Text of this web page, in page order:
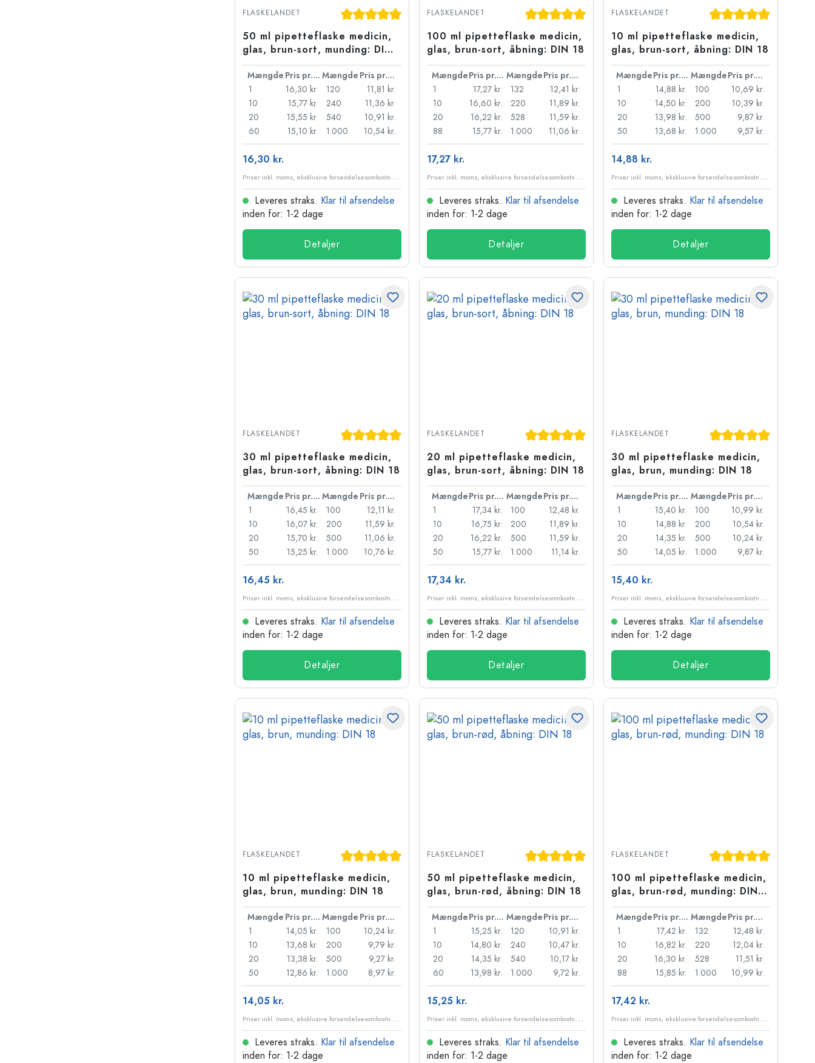
Stentøjsflasker
Aluminiumsflasker
Gennemsnitlig bedømmelse på 5 ud af 5 stjerner
FLASKELANDET
50 ml pipetteflaske medicin,
glas, brun-sort, munding: DIN
18
Mængde Pris pr. stk. Mængde
Pris pr. stk.
1
16,30 kr.
10
15,77 kr.
20
15,55 kr.
60
15,10 kr.
120
11,81 kr.
240
11,36 kr.
540
10,91 kr.
1.000
10,54 kr.
16,30 kr.
P
riser inkl. moms, eksklusive forsendelsesomkostninger
Leveres straks. Klar til afsendelse
inden for: 1-2 dage
Detaljer
Gennemsnitlig bedømmelse på 5 ud af 5 stjerner
FLASKELANDET
100 ml pipetteflaske medicin,
glas, brun-sort, åbning: DIN 18
Mængde Pris pr. stk. Mængde
Pris pr. stk.
1
17,27 kr.
10
16,60 kr.
20
16,22 kr.
88
15,77 kr.
132
12,41 kr.
220
11,89 kr.
528
11,59 kr.
1.000
11,06 kr.
17,27 kr.
P
riser inkl. moms, eksklusive forsendelsesomkostninger
Leveres straks. Klar til afsendelse
inden for: 1-2 dage
Detaljer
Gennemsnitlig
FLASKELANDET
10 ml pipetteflaske medicin,
glas, brun-sort, åbning: DIN 18
Mængde Pris pr. stk. Mængde
Pris pr. stk.
1
14,88 kr.
10
14,50 kr.
20
13,98 kr.
50
13,68 kr.
100
10,69 kr.
200
10,39 kr.
500
9,87 kr.
1.000
9,57 kr.
14,88 kr.
P
riser inkl. moms, eksklusive forsendelsesomkostninger
Leveres straks. Klar til afsendelse
inden for: 1-2 dage
Detaljer
Gennemsnitlig bedømmelse på 5 ud af 5 stjerner
FLASKELANDET
30 ml pipetteflaske medicin,
glas, brun-sort, åbning: DIN 18
Mængde Pris pr. stk. Mængde
Pris pr. stk.
1
16,45 kr.
10
16,07 kr.
20
15,70 kr.
50
15,25 kr.
100
12,11 kr.
200
11,59 kr.
500
11,06 kr.
1.000
10,76 kr.
16,45 kr.
P
riser inkl. moms, eksklusive forsendelsesomkostninger
Leveres straks. Klar til afsendelse
inden for: 1-2 dage
Detaljer
Gennemsnitlig bedømmelse på 5 ud af 5 stjerner
FLASKELANDET
20 ml pipetteflaske medicin,
glas, brun-sort, åbning: DIN 18
Mængde Pris pr. stk. Mængde
Pris pr. stk.
1
17,34 kr.
10
16,75 kr.
20
16,22 kr.
50
15,77 kr.
100
12,48 kr.
200
11,89 kr.
500
11,59 kr.
1.000
11,14 kr.
17,34 kr.
P
riser inkl. moms, eksklusive forsendelsesomkostninger
Leveres straks. Klar til afsendelse
inden for: 1-2 dage
Detaljer
Gennemsnitlig
FLASKELANDET
30 ml pipetteflaske medicin,
glas, brun, munding: DIN 18
Mængde Pris pr. stk. Mængde
Pris pr. stk.
1
15,40 kr.
10
14,88 kr.
20
14,35 kr.
50
14,05 kr.
100
10,99 kr.
200
10,54 kr.
500
10,24 kr.
1.000
9,87 kr.
15,40 kr.
P
riser inkl. moms, eksklusive forsendelsesomkostninger
Leveres straks. Klar til afsendelse
inden for: 1-2 dage
Detaljer
Gennemsnitlig bedømmelse på 5 ud af 5 stjerner
FLASKELANDET
10 ml pipetteflaske medicin,
glas, brun, munding: DIN 18
Mængde Pris pr. stk. Mængde
Pris pr. stk.
1
14,05 kr.
10
13,68 kr.
20
13,38 kr.
50
12,86 kr.
100
10,24 kr.
200
9,79 kr.
500
9,27 kr.
1.000
8,97 kr.
14,05 kr.
P
riser inkl. moms, eksklusive forsendelsesomkostninger
Leveres straks. Klar til afsendelse
inden for: 1-2 dage
Gennemsnitlig bedømmelse på 5 ud af 5 stjerner
FLASKELANDET
50 ml pipetteflaske medicin,
glas, brun-rød, åbning: DIN 18
Mængde Pris pr. stk. Mængde
Pris pr. stk.
1
15,25 kr.
10
14,80 kr.
20
14,35 kr.
60
13,98 kr.
120
10,91 kr.
240
10,47 kr.
540
10,17 kr.
1.000
9,72 kr.
15,25 kr.
P
riser inkl. moms, eksklusive forsendelsesomkostninger
Leveres straks. Klar til afsendelse
inden for: 1-2 dage
Gennemsnitlig
FLASKELANDET
100 ml pipetteflaske medicin,
glas, brun-rød, munding: DIN
18
Mængde Pris pr. stk. Mængde
Pris pr. stk.
1
17,42 kr.
10
16,82 kr.
20
16,30 kr.
88
15,85 kr.
132
12,48 kr.
220
12,04 kr.
528
11,51 kr.
1.000
10,99 kr.
17,42 kr.
P
riser inkl. moms, eksklusive forsendelsesomkostninger
Leveres straks. Klar til afsendelse
inden for: 1-2 dage